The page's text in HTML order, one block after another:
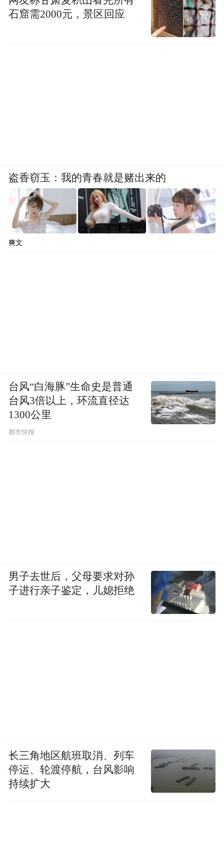
石窟需2000元，景区回应
盗香窃玉：我的青春就是赌出来的
爽文
台风“白海豚”生命史是普通
台风3倍以上，环流直径达
1300公里
都市快报
男子去世后，父母要求对孙
子进行亲子鉴定，儿媳拒绝
长三角地区航班取消、列车
停运、轮渡停航，台风影响
持续扩大